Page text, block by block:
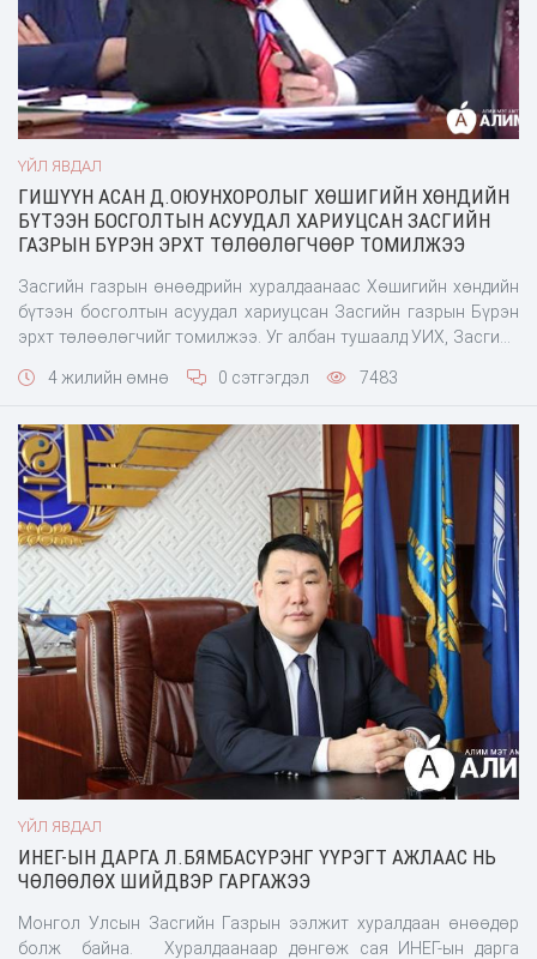
ҮЙЛ ЯВДАЛ
ГИШҮҮН АСАН Д.ОЮУНХОРОЛЫГ ХӨШИГИЙН ХӨНДИЙН
БҮТЭЭН БОСГОЛТЫН АСУУДАЛ ХАРИУЦСАН ЗАСГИЙН
ГАЗРЫН БҮРЭН ЭРХТ ТӨЛӨӨЛӨГЧӨӨР ТОМИЛЖЭЭ
Засгийн газрын өнөөдрийн хуралдаанаас Хөшигийн хөндийн
бүтээн босголтын асуудал хариуцсан Засгийн газрын Бүрэн
эрхт төлөөлөгчийг томилжээ. Уг албан тушаалд УИХ, Засгийн
Д.Оюунхоролыг боловсролын байдал: 1981 онд Төв аймгийн
4 жилийн өмнө 0 сэтгэгдэл 7483
ҮЙЛ ЯВДАЛ
ИНЕГ-ЫН ДАРГА Л.БЯМБАСҮРЭНГ ҮҮРЭГТ АЖЛААС НЬ
ЧӨЛӨӨЛӨХ ШИЙДВЭР ГАРГАЖЭЭ
Монгол Улсын Засгийн Газрын ээлжит хуралдаан өнөөдөр
болж байна. Хуралдаанаар дөнгөж сая ИНЕГ-ын дарга